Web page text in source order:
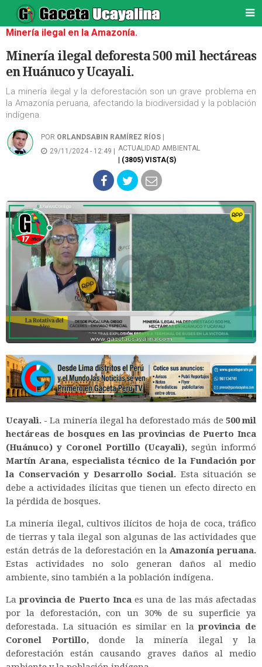
Minería ilegal en la Amazonía.
Minería ilegal deforesta 500 mil hectáreas
en Huánuco y Ucayali.
La minería ilegal y la deforestación son un grave problema en
la Amazonía peruana, afectando la biodiversidad y la población
indígena.
POR ORLANDSABIN RAMÍREZ RÍOS
29/11/2024 - 12:49 |
ACTUALIDAD AMBIENTAL
| (3805) VISTA(S)
Ucayali. - La minería ilegal ha deforestado más de 500 mil
hectáreas de bosques en las provincias de Puerto Inca
(Huánuco) y Coronel Portillo (Ucayali), según informó
Martín Arana, especialista técnico de la Fundación por
la Conservación y Desarrollo Social. Esta situación se
debe a actividades ilícitas que tienen un efecto directo en
la pérdida de bosques.
La minería ilegal, cultivos ilícitos de hoja de coca, tráfico
de tierras y tala ilegal son algunas de las actividades que
están detrás de la deforestación en laAmazonía peruana.
Estas actividades no solo generan daños al medio
ambiente, sino también a la población indígena.
Laprovincia de Puerto Incaes una de las más afectadas
por la deforestación, con un 30% de su superficie ya
deforestada. La situación es similar en laprovincia de
Coronel Portillo,donde la minería ilegal y la
deforestación están causando graves daños al medio